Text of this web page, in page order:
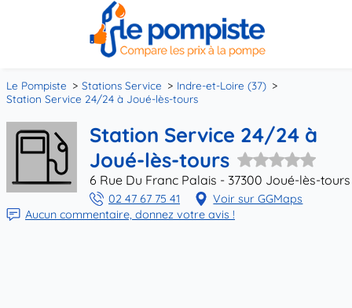
Le Pompiste Stations Service
Indre-et-Loire (37)
Station Service 24/24 à Joué-lès-tours
Station Service 24/24 à
Joué-lès-tours
6 Rue Du Franc Palais - 37300 Joué-lès-tours
02 47 67 75 41
Voir sur GGMaps
Aucun commentaire, donnez votre avis !